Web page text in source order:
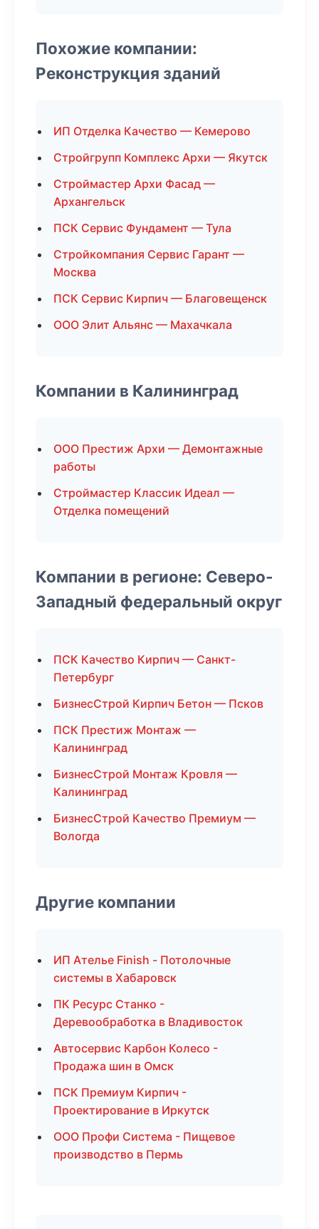
Похожие компании:
Реконструкция зданий
ИП Отделка Качество — Кемерово
Стройгрупп Комплекс Архи — Якутск
Строймастер Архи Фасад —
Архангельск
ПСК Сервис Фундамент — Тула
Стройкомпания Сервис Гарант —
Москва
ПСК Сервис Кирпич — Благовещенск
ООО Элит Альянс — Махачкала
Компании в Калининград
ООО Престиж Архи — Демонтажные
работы
Строймастер Классик Идеал —
Отделка помещений
Компании в регионе: Северо-
Западный федеральный округ
ПСК Качество Кирпич — Санкт-
Петербург
БизнесСтрой Кирпич Бетон — Псков
ПСК Престиж Монтаж —
Калининград
БизнесСтрой Монтаж Кровля —
Калининград
БизнесСтрой Качество Премиум —
Вологда
Другие компании
ИП Ателье Finish - Потолочные
системы в Хабаровск
ПК Ресурс Станко -
Деревообработка в Владивосток
Автосервис Карбон Колесо -
Продажа шин в Омск
ПСК Премиум Кирпич -
Проектирование в Иркутск
ООО Профи Система - Пищевое
производство в Пермь